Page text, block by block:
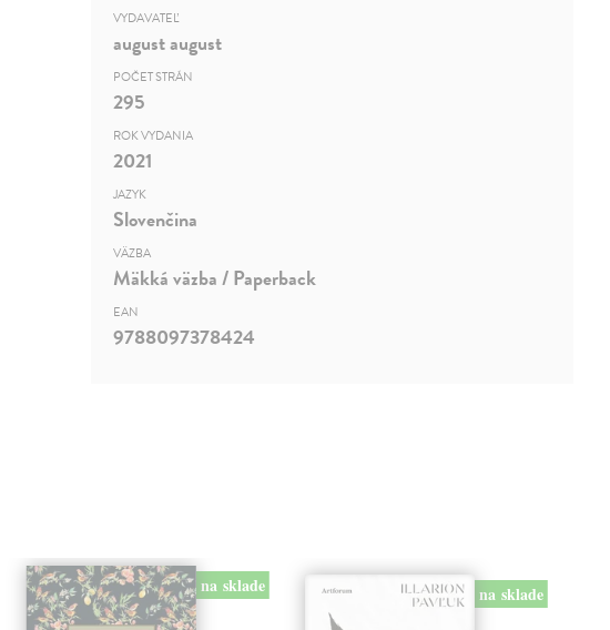
VYDAVATEĽ
august august
POČET STRÁN
295
ROK VYDANIA
2021
JAZYK
Slovenčina
VÄZBA
Mäkká väzba / Paperback
EAN
9788097378424
na sklade na sklade